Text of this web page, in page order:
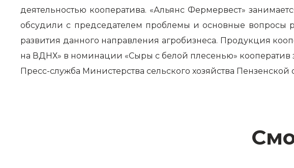
деятельностью кооператива. «Альянс Фермервест»
обсудили с председателем проблемы и основные вопросы
развития данного направления агробизнеса. Продукция
на ВДНХ» в номинации «Сыры с белой плесенью» кооператив
Пресс-служба Министерства сельского хозяйства Пензенской